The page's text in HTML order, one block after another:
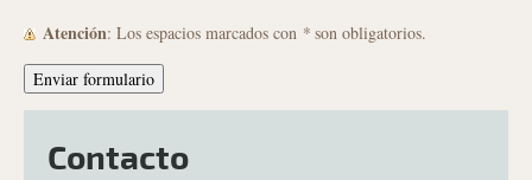
Atención : Los espacios marcados con * son obligatorios.
Contacto